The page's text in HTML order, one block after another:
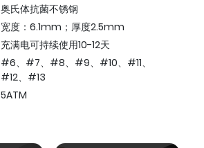
奥氏体抗菌不锈钢
宽度：6.1mm；厚度2.5mm
充满电可持续使用10-12天
#6、#7、#8、#9、#10、#11、
#12、#13
5ATM